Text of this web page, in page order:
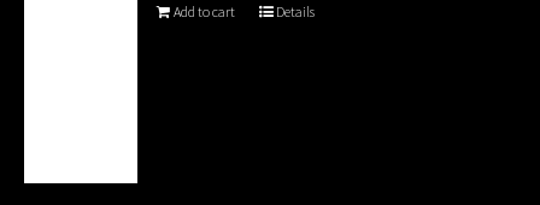
Add to cart Details